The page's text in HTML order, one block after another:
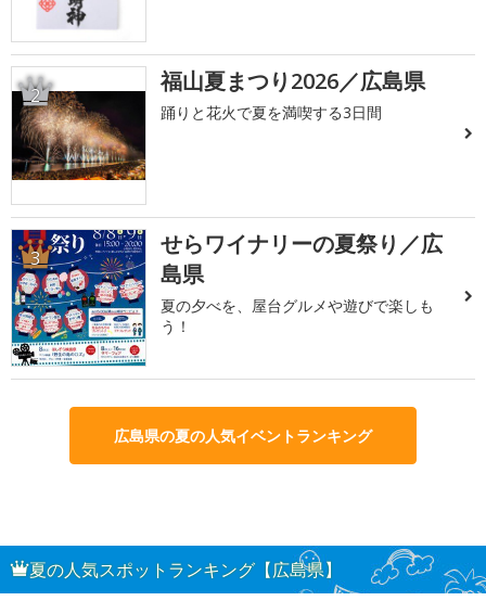
2 福山夏まつり2026／広島県
踊りと花火で夏を満喫する3日間
3
せらワイナリーの夏祭り／広
島県
夏の夕べを、屋台グルメや遊びで楽しも
う！
広島県の夏の人気イベントランキング
夏の人気スポットランキング【広島県】